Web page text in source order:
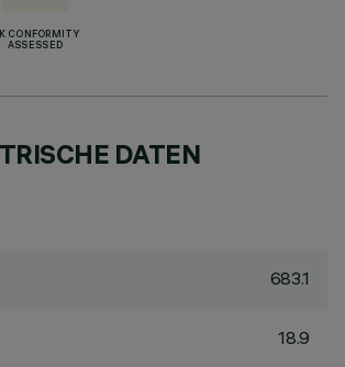
CONFORMITY
ASSESSED
DATEN
683.1
18.9